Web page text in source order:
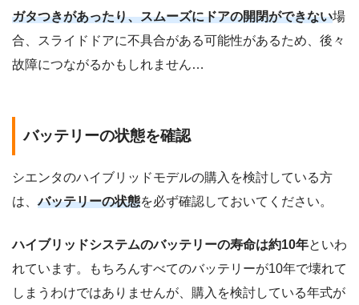
ガタつきがあったり、スムーズにドアの開閉ができない場
合、スライドドアに不具合がある可能性があるため、後々
故障につながるかもしれません…
バッテリーの状態を確認
シエンタのハイブリッドモデルの購入を検討している方
は、バッテリーの状態を必ず確認しておいてください。
ハイブリッドシステムのバッテリーの寿命は約10年といわ
れています。もちろんすべてのバッテリーが10年で壊れて
しまうわけではありませんが、購入を検討している年式が